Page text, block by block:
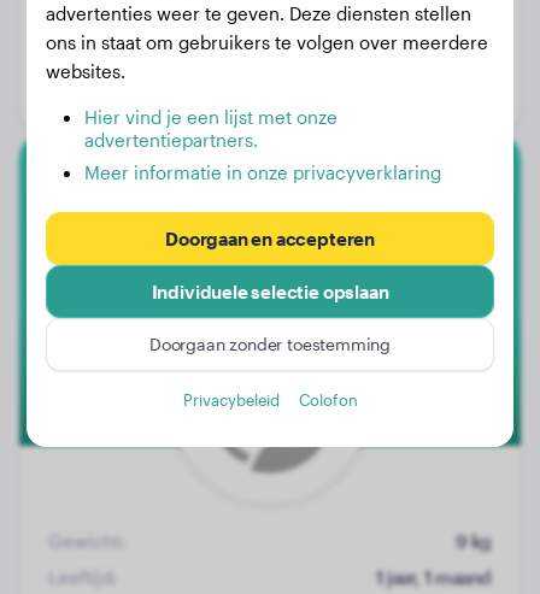
Gewicht:
8 kg
Leeftijd:
Elda
Gewicht:
9 kg
Leeftijd:
1 jaar, 1 maand
advertenties weer te geven. Deze diensten stellen
ons in staat om gebruikers te volgen over meerdere
websites.
Hier vind je een lijst met onze
advertentiepartners.
Meer informatie in onze privacyverklaring
Doorgaan en accepteren
Individuele selectie opslaan
Doorgaan zonder toestemming
Privacybeleid Colofon